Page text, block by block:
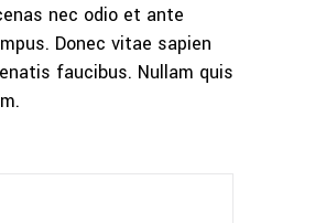
nec odio et ante
Donec vitae sapien
faucibus. Nullam quis